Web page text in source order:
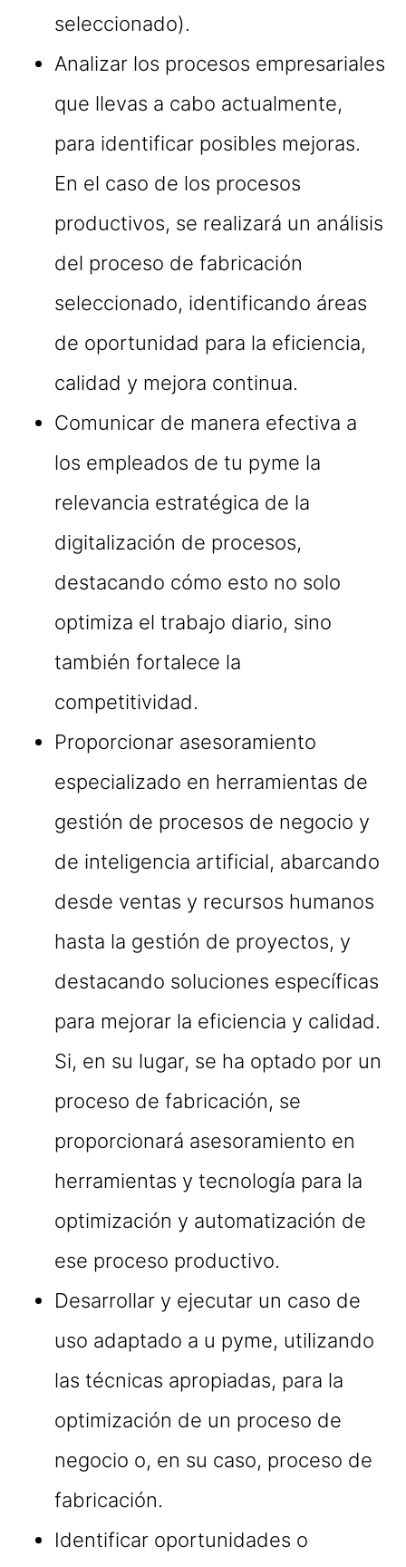
seleccionado).
Analizar los procesos empresariales
que llevas a cabo actualmente,
para identificar posibles mejoras.
En el caso de los procesos
productivos, se realizará un análisis
del proceso de fabricación
seleccionado, identificando áreas
de oportunidad para la eficiencia,
calidad y mejora continua.
Comunicar de manera efectiva a
los empleados de tu pyme la
relevancia estratégica de la
digitalización de procesos,
destacando cómo esto no solo
optimiza el trabajo diario, sino
también fortalece la
competitividad.
Proporcionar asesoramiento
especializado en herramientas de
gestión de procesos de negocio y
de inteligencia artificial, abarcando
desde ventas y recursos humanos
hasta la gestión de proyectos, y
destacando soluciones específicas
para mejorar la eficiencia y calidad.
Si, en su lugar, se ha optado por un
proceso de fabricación, se
proporcionará asesoramiento en
herramientas y tecnología para la
optimización y automatización de
ese proceso productivo.
Desarrollar y ejecutar un caso de
uso adaptado a u pyme, utilizando
las técnicas apropiadas, para la
optimización de un proceso de
negocio o, en su caso, proceso de
fabricación.
Identificar oportunidades o